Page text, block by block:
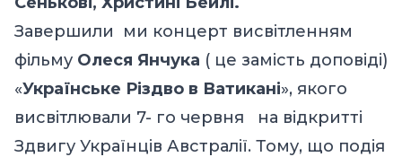
Завершили ми концерт висвітленням
фільму Олеся Янчука ( це замість доповіді)
«Українське Різдво в Ватикані», якого
висвітлювали 7- го червня на відкритті
Здвигу Українців Австралії. Тому, що подія